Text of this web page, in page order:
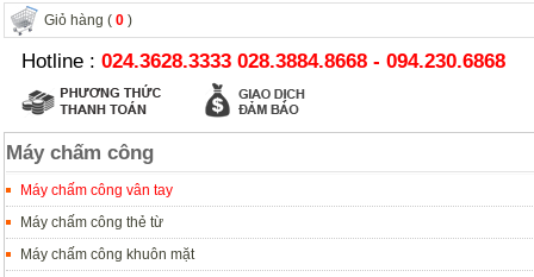
Giỏ hàng ( 0 )
Hotline : 024.3628.3333 028.3884.8668 - 094.230.6868
Máy chấm công
Máy chấm công vân tay
Máy chấm công thẻ từ
Máy chấm công khuôn mặt